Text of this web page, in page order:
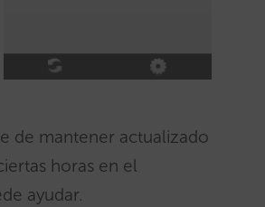
de mantener actualizado
horas en el
ayudar.